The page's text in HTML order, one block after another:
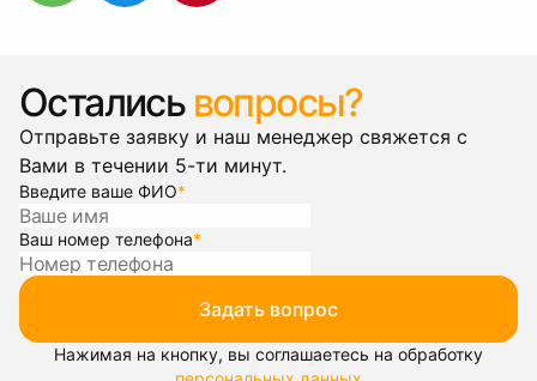
Остались вопросы?
Отправьте заявку и наш менеджер свяжется с
Вами в течении 5-ти минут.
Введите ваше ФИО*
Ваш номер телефона*
Задать вопрос
Нажимая на кнопку, вы соглашаетесь на обработку